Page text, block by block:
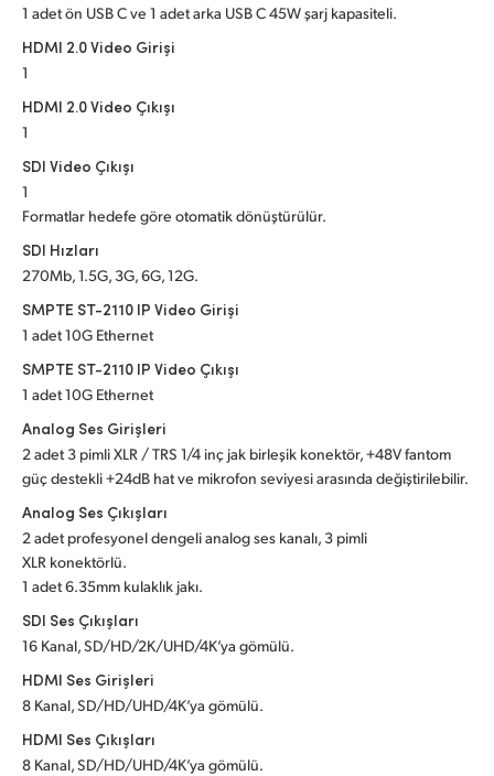
Singapore
South Africa
Spain
Sweden
Chinese Taipei
UAE
Ukraine
United Kingdom
1 adet ön USB C ve 1 adet arka USB C 45W şarj kapasiteli.
HDMI 2.0 Video Girişi
1
HDMI 2.0 Video Çıkışı
1
SDI Video Çıkışı
1
Formatlar hedefe göre otomatik dönüştürülür.
SDI Hızları
270Mb, 1.5G, 3G, 6G, 12G.
SMPTE ST-2110 IP Video Girişi
1 adet 10G Ethernet
SMPTE ST-2110 IP Video Çıkışı
1 adet 10G Ethernet
Analog Ses Girişleri
2 adet 3 pimli XLR / TRS 1/4 inç jak birleşik konektör, +48V fantom
güç destekli +24dB hat ve mikrofon seviyesi arasında değiştirilebilir.
Analog Ses Çıkışları
2 adet profesyonel dengeli analog ses kanalı, 3 pimli
XLR konektörlü.
1 adet 6.35mm kulaklık jakı.
SDI Ses Çıkışları
16 Kanal, SD/HD/2K/UHD/4K’ya gömülü.
HDMI Ses Girişleri
8 Kanal, SD/HD/UHD/4K’ya gömülü.
HDMI Ses Çıkışları
8 Kanal, SD/HD/UHD/4K’ya gömülü.